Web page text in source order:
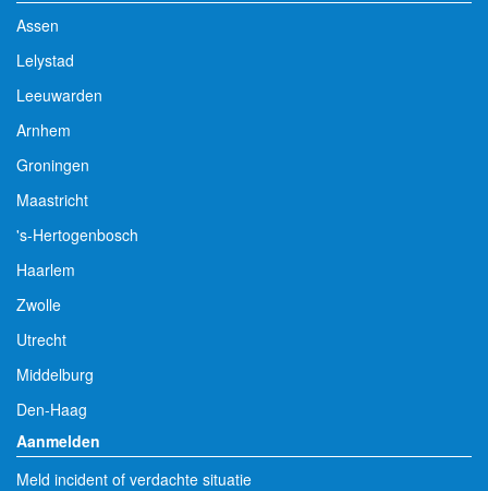
Assen
Lelystad
Leeuwarden
Arnhem
Groningen
Maastricht
's-Hertogenbosch
Haarlem
Zwolle
Utrecht
Middelburg
Den-Haag
Aanmelden
Meld incident of verdachte situatie